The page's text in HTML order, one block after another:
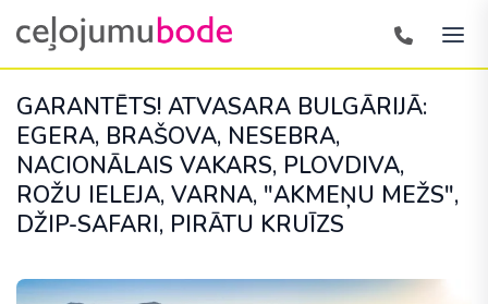
GARANTĒTS! ATVASARA BULGĀRIJĀ:
EGERA, BRAŠOVA, NESEBRA,
NACIONĀLAIS VAKARS, PLOVDIVA,
ROŽU IELEJA, VARNA, "AKMEŅU MEŽS",
DŽIP-SAFARI, PIRĀTU KRUĪZS